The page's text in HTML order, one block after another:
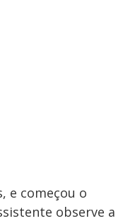
e começou o
observe a